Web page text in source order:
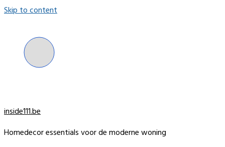
Skip to content
inside111.be
Homedecor essentials voor de moderne woning